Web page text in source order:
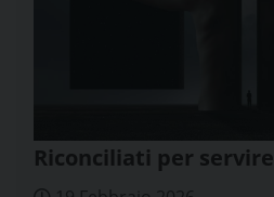
Riconciliati per servire